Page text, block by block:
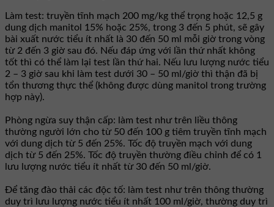
Làm test: truyền tĩnh mạch 200 mg/kg thể trọng hoặc 12,5 g
dung dịch manitol 15% hoặc 25%, trong 3 đến 5 phút, sẽ gây
bài xuất nước tiểu ít nhất là 30 đến 50 ml mỗi giờ trong vòng
từ 2 đến 3 giờ sau đó. Nếu đáp ứng với lần thứ nhất không
tốt thì có thể làm lại test lần thứ hai. Nếu lưu lượng nước tiểu
2 – 3 giờ sau khi làm test dưới 30 – 50 ml/giờ thì thận đã bị
tổn thương thực thể (không được dùng manitol trong trường
hợp này).
Phòng ngừa suy thận cấp: làm test như trên liều thông
thường người lớn cho từ 50 đến 100 g tiêm truyền tĩnh mạch
với dung dịch từ 5 đến 25%. Tốc độ truyền mạch với dung
dịch từ 5 đến 25%. Tốc độ truyền thường điều chỉnh để có 1
lưu lượng nước tiểu ít nhất từ 30 đến 50 ml/giờ.
Để tăng đào thải các độc tố: làm test như trên thông thường
duy trì lưu lượng nước tiểu ít nhất 100 ml/giờ, thường duy trì